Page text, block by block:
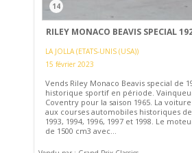
14
RILEY MONACO BEAVIS SPECIAL
LA JOLLA (ETATS-UNIS (USA))
15 février 2023
Vends Riley Monaco Beavis special de
historique sportif en période.
Coventry pour la saison 1965. La
aux courses automobiles historiques
1993, 1994, 1996, 1997 et 1998. Le
de 1500 cm3 avec...